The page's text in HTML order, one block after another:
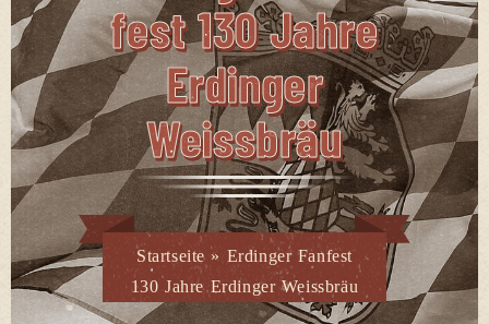
Fest 130 Jah­re
Erdin­ger
Weissbräu
Startseite» Erdinger Fanfest
130 Jahre Erdinger Weissbräu